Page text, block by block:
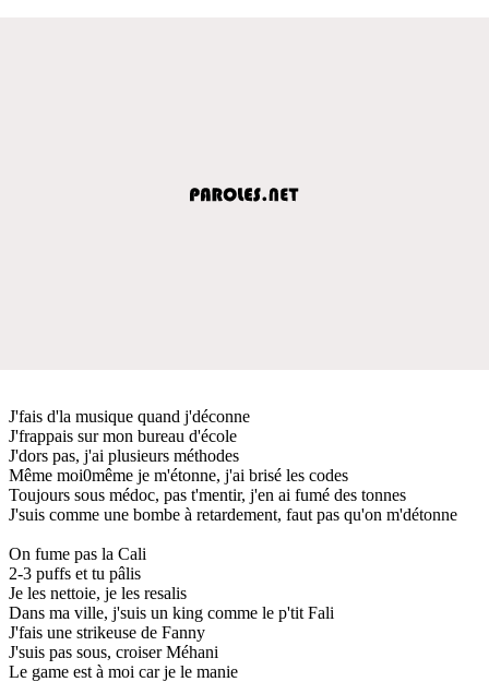
J'fais d'la musique quand j'déconne
J'frappais sur mon bureau d'école
J'dors pas, j'ai plusieurs méthodes
Même moi0même je m'étonne, j'ai brisé les codes
Toujours sous médoc, pas t'mentir, j'en ai fumé des tonnes
J'suis comme une bombe à retardement, faut pas qu'on m'détonne
On fume pas la Cali
2-3 puffs et tu pâlis
Je les nettoie, je les resalis
Dans ma ville, j'suis un king comme le p'tit Fali
J'fais une strikeuse de Fanny
J'suis pas sous, croiser Méhani
Le game est à moi car je le manie